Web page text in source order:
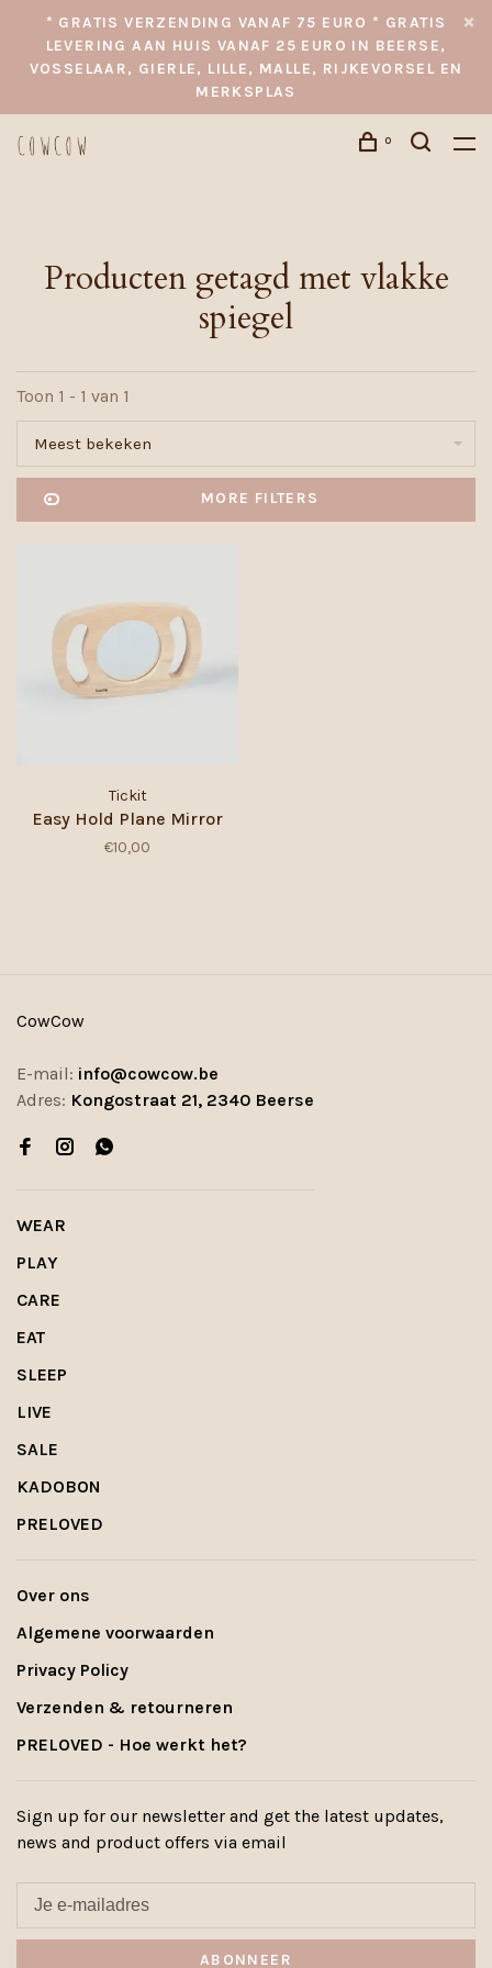
* GRATIS VERZENDING VANAF 75 EURO * GRATIS
LEVERING AAN HUIS VANAF 25 EURO IN BEERSE,
VOSSELAAR, GIERLE, LILLE, MALLE, RIJKEVORSEL EN
MERKSPLAS
0
Producten getagd met vlakke
spiegel
Toon 1 - 1 van 1
Meest bekeken
MORE FILTERS
Tickit
Easy Hold Plane Mirror
€10,00
CowCow
E-mail: info@cowcow.be
Adres: Kongostraat 21, 2340 Beerse
WEAR
PLAY
CARE
EAT
SLEEP
LIVE
SALE
KADOBON
PRELOVED
Over ons
Algemene voorwaarden
Privacy Policy
Verzenden & retourneren
PRELOVED - Hoe werkt het?
Sign up for our newsletter and get the latest updates,
news and product offers via email
ABONNEER